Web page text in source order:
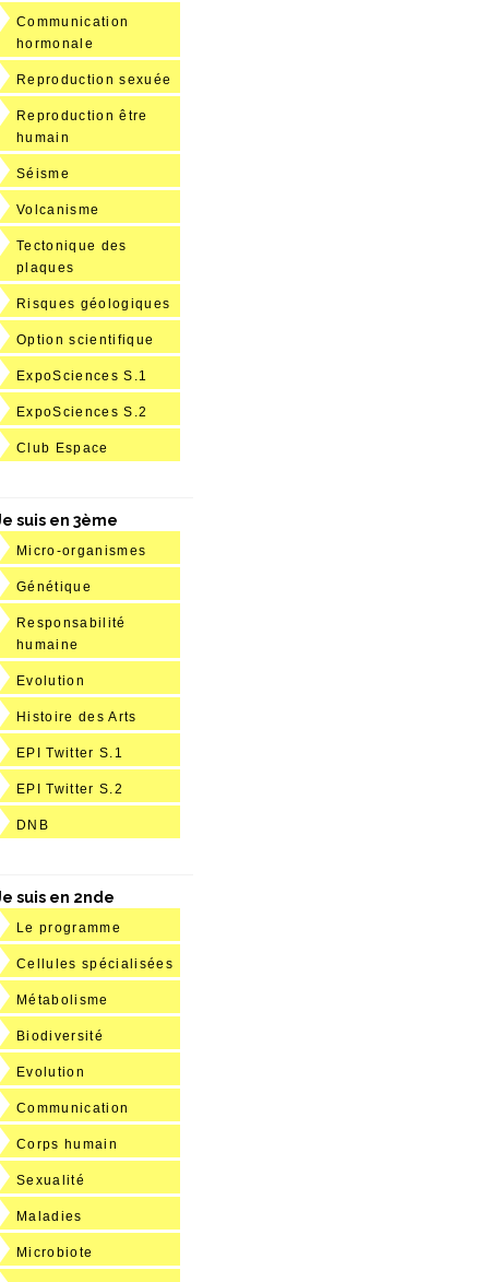
Communication
hormonale
Reproduction sexuée
Reproduction être
humain
Séisme
Volcanisme
Tectonique des
plaques
Risques géologiques
Option scientifique
ExpoSciences S.1
ExpoSciences S.2
Club Espace
suis en 3ème
Micro-organismes
Génétique
Responsabilité
humaine
Evolution
Histoire des Arts
EPI Twitter S.1
EPI Twitter S.2
DNB
suis en 2nde
Le programme
Cellules spécialisées
Métabolisme
Biodiversité
Evolution
Communication
Corps humain
Sexualité
Maladies
Microbiote